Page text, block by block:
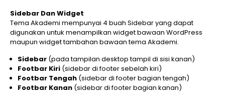
Sidebar Dan Widget
Tema Akademi mempunyai 4 buah Sidebar yang dapat
digunakan untuk menampilkan widget bawaan WordPress
maupun widget tambahan bawaan tema Akademi.
Sidebar (pada tampilan desktop tampil di sisi kanan)
Footbar Kiri (sidebar di footer sebelah kiri)
Footbar Tengah (sidebar di footer bagian tengah)
Footbar Kanan (sidebar di footer bagian kanan)